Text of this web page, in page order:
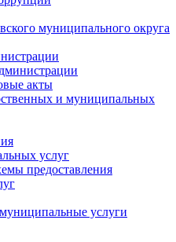
муниципального округа
акты
и муниципальных
услуг
предоставления
услуги